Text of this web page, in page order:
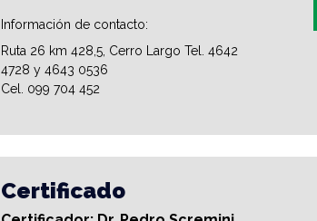
Información de contacto:
Ruta 26 km 428,5, Cerro Largo Tel. 4642
4728 y 4643 0536
Cel. 099 704 452
Certificado